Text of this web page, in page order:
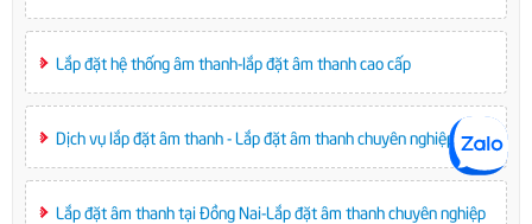
Lắp đặt hệ thống âm thanh-lắp đặt âm thanh cao cấp
Dịch vụ lắp đặt âm thanh - Lắp đặt âm thanh chuyên nghiệp
Lắp đặt âm thanh tại Đồng Nai-Lắp đặt âm thanh chuyên nghiệp